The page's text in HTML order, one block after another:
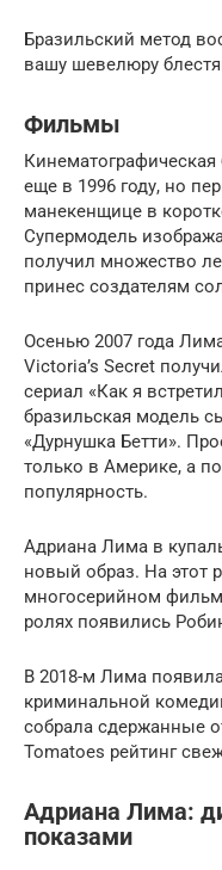
Бразильский метод
вашу шевелюру
Фильмы
еще в 1996 году, но
манекенщице в
Супермодель
получил множество
принес создателям
Осенью 2007 года
Victoria’s Secret
сериал «Как я
бразильская модель
«Дурнушка Бетти».
только в Америке, а
популярность.
Адриана Лима в
новый образ. На этот
многосерийном
ролях появились
В 2018-м Лима
криминальной
собрала сдержанные
Tomatoes рейтинг
Адриана Лима:
показами